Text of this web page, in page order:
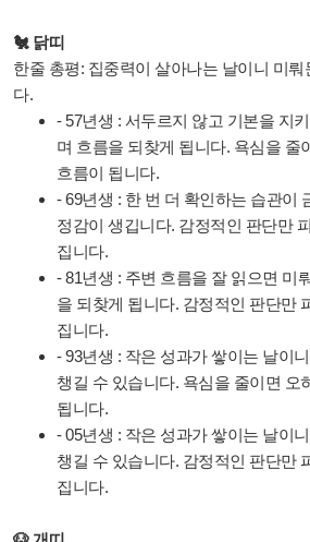
🐔 닭띠
한줄 총평: 집중력이 살아나는 날이니 미
다.
- 57년생 : 서두르지 않고 기본을 지
며 흐름을 되찾게 됩니다. 욕심을 줄
흐름이 됩니다.
- 69년생 : 한 번 더 확인하는 습관이
정감이 생깁니다. 감정적인 판단만
집니다.
- 81년생 : 주변 흐름을 잘 읽으면 미
을 되찾게 됩니다. 감정적인 판단만
집니다.
- 93년생 : 작은 성과가 쌓이는 날이
챙길 수 있습니다. 욕심을 줄이면 오
됩니다.
- 05년생 : 작은 성과가 쌓이는 날이
챙길 수 있습니다. 감정적인 판단만
집니다.